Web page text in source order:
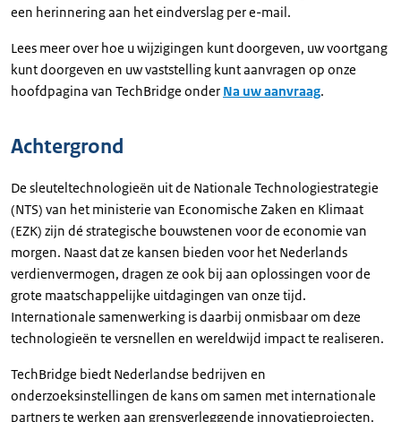
een herinnering aan het eindverslag per e-mail.
Lees meer over hoe u wijzigingen kunt doorgeven, uw voortgang
kunt doorgeven en uw vaststelling kunt aanvragen op onze
hoofdpagina van TechBridge onder Na uw aanvraag.
Achtergrond
De sleuteltechnologieën uit de Nationale Technologiestrategie
(NTS) van het ministerie van Economische Zaken en Klimaat
(EZK) zijn dé strategische bouwstenen voor de economie van
morgen. Naast dat ze kansen bieden voor het Nederlands
verdienvermogen, dragen ze ook bij aan oplossingen voor de
grote maatschappelijke uitdagingen van onze tijd.
Internationale samenwerking is daarbij onmisbaar om deze
technologieën te versnellen en wereldwijd impact te realiseren.
TechBridge biedt Nederlandse bedrijven en
onderzoeksinstellingen de kans om samen met internationale
partners te werken aan grensverleggende innovatieprojecten.